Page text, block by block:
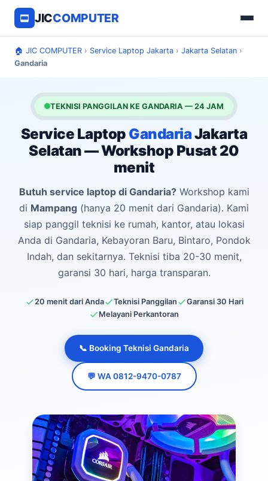
JICCOMPUTER
🏠 JIC COMPUTER › Service Laptop Jakarta › Jakarta Selatan ›
Gandaria
TEKNISI PANGGILAN KE GANDARIA — 24 JAM
Service Laptop GandariaJakarta
Selatan — Workshop Pusat 20
menit
Butuh service laptop di Gandaria?Workshop kami
di Mampang (hanya 20 menit dari Gandaria). Kami
siap panggil teknisi ke rumah, kantor, atau lokasi
Anda di Gandaria, Kebayoran Baru, Bintaro, Pondok
Indah, dan sekitarnya. Teknisi tiba 20-30 menit,
garansi 30 hari, harga transparan.
20 menit dari Anda Teknisi Panggilan
Garansi 30 Hari
Melayani Perkantoran
📞 Booking Teknisi Gandaria
💬 WA 0812-9470-0787